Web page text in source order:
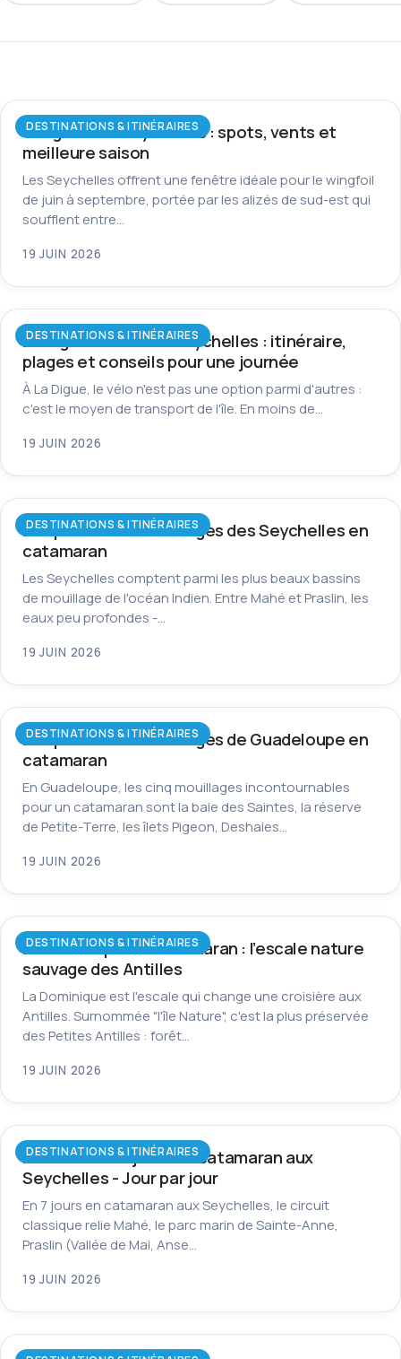
DESTINATIONS & ITINÉRAIRES
Wingfoil aux Seychelles : spots, vents et
meilleure saison
Les Seychelles offrent une fenêtre idéale pour le wingfoil
de juin à septembre, portée par les alizés de sud-est qui
soufflent entre…
19 JUIN 2026
DESTINATIONS & ITINÉRAIRES
La Digue à vélo aux Seychelles : itinéraire,
plages et conseils pour une journée
À La Digue, le vélo n'est pas une option parmi d'autres :
c'est le moyen de transport de l'île. En moins de…
19 JUIN 2026
DESTINATIONS & ITINÉRAIRES
Les plus beaux mouillages des Seychelles en
catamaran
Les Seychelles comptent parmi les plus beaux bassins
de mouillage de l'océan Indien. Entre Mahé et Praslin, les
eaux peu profondes -…
19 JUIN 2026
DESTINATIONS & ITINÉRAIRES
Les plus beaux mouillages de Guadeloupe en
catamaran
En Guadeloupe, les cinq mouillages incontournables
pour un catamaran sont la baie des Saintes, la réserve
de Petite-Terre, les îlets Pigeon, Deshaies…
19 JUIN 2026
DESTINATIONS & ITINÉRAIRES
La Dominique en catamaran : l’escale nature
sauvage des Antilles
La Dominique est l'escale qui change une croisière aux
Antilles. Surnommée "l'île Nature", c'est la plus préservée
des Petites Antilles : forêt…
19 JUIN 2026
DESTINATIONS & ITINÉRAIRES
Itinéraire de 7 jours en catamaran aux
Seychelles - Jour par jour
En 7 jours en catamaran aux Seychelles, le circuit
classique relie Mahé, le parc marin de Sainte-Anne,
Praslin (Vallée de Mai, Anse…
19 JUIN 2026